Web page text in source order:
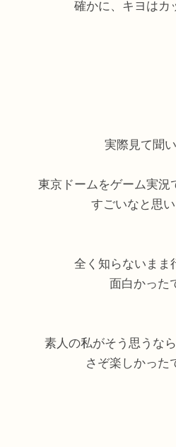
確かに、キヨはカ
実際見て聞
東京ドームをゲーム実況
すごいなと思
全く知らないまま
面白かった
素人の私がそう思うな
さぞ楽しかった